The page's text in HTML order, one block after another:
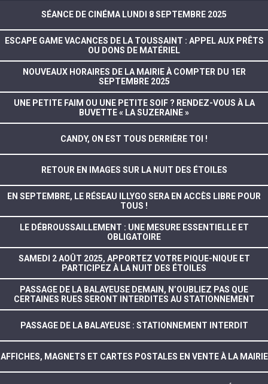
SÉANCE DE CINÉMA LUNDI 8 SEPTEMBRE 2025
ESCAPE GAME VACANCES DE LA TOUSSAINT : APPEL AUX PRÊTS
OU DONS DE MATÉRIEL
NOUVEAUX HORAIRES DE LA MAIRIE À COMPTER DU 1ER
SEPTEMBRE 2025
UNE PETITE FAIM OU UNE PETITE SOIF ? RENDEZ-VOUS À LA
BUVETTE « LA SUZERAINE »
CANDY, ON EST TOUS DERRIÈRE TOI !
RETOUR EN IMAGES SUR LA NUIT DES ÉTOILES
EN SEPTEMBRE, LE RÉSEAU ILLYGO SERA EN ACCÈS LIBRE POUR
TOUS !
LE DÉBROUSSAILLEMENT : UNE MESURE ESSENTIELLE ET
OBLIGATOIRE
SAMEDI 2 AOÛT 2025, APPORTEZ VOTRE PIQUE-NIQUE ET
PARTICIPEZ À LA NUIT DES ÉTOILES
PASSAGE DE LA BALAYEUSE DEMAIN, N’OUBLIEZ PAS QUE
CERTAINES RUES SERONT INTERDITES AU STATIONNEMENT
PASSAGE DE LA BALAYEUSE : STATIONNEMENT INTERDIT
AFFICHES, MAGNETS ET CARTES POSTALES EN VENTE À LA MAIRIE